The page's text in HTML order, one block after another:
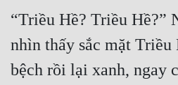
“Triều Hề? Triều Hề?”
nhìn thấy sắc mặt
bệch rồi lại xanh, ngay